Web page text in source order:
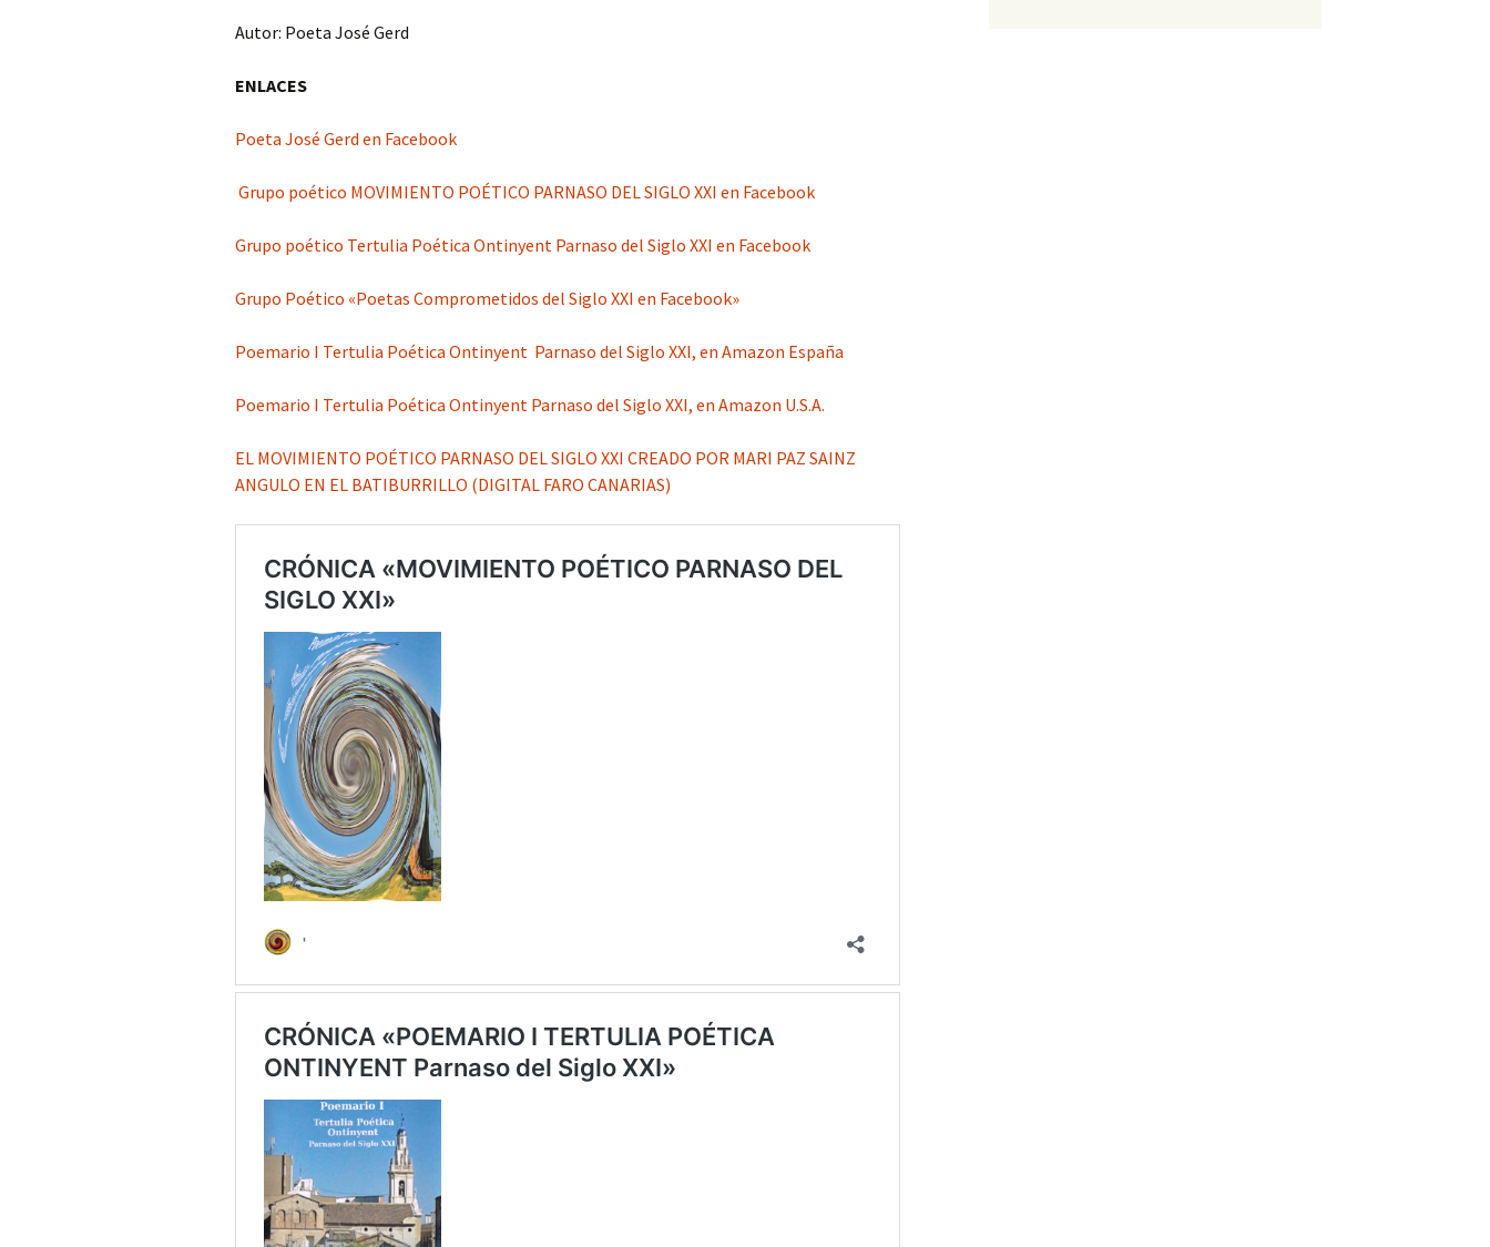
Autor: Poeta José Gerd
ENLACES
Poeta José Gerd en Facebook
Grupo poético MOVIMIENTO POÉTICO PARNASO DEL SIGLO XXI en Facebook
Grupo poético Tertulia Poética Ontinyent Parnaso del Siglo XXI en Facebook
Grupo Poético «Poetas Comprometidos del Siglo XXI en Facebook»
Poemario I Tertulia Poética Ontinyent Parnaso del Siglo XXI, en Amazon España
Poemario I Tertulia Poética Ontinyent Parnaso del Siglo XXI, en Amazon U.S.A.
EL MOVIMIENTO POÉTICO PARNASO DEL SIGLO XXI CREADO POR MARI PAZ SAINZ
ANGULO EN EL BATIBURRILLO (DIGITAL FARO CANARIAS)